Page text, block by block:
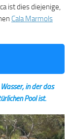
ist dies diejenige,
Cala Marmols
in der das
Pool ist.